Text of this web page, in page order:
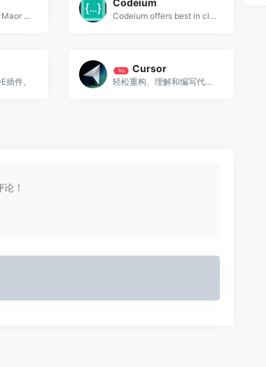
一个由以色列创业者Maor Shlomo创立的AI驱动的无代码/低代码平台
Codeium
Codeium offers best in class AI code completion &amp; search — all for free. It supports over 40+ languages and integrates with your favorite IDEs, with lightning fast speeds and state-of-the-art suggestion quality.
插件。
Top Cursor
轻松重构、理解和编写代码。
！